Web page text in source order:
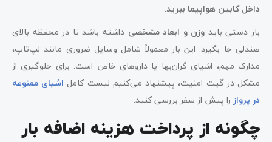
داخل کابین هواپیما ببرید.
بار دستی باید وزن و ابعاد مشخصی داشته باشد تا در محفظه بالای
صندلی جا بگیرد. این بار معمولاً شامل وسایل ضروری مانند لپ‌تاپ،
مدارک مهم، اشیای گران‌بها یا داروهای خاص است. برای جلوگیری از
مشکل در گیت امنیت، پیشنهاد می‌کنیم لیست کامل اشیای ممنوعه
در پرواز را پیش از سفر بررسی کنید.
چگونه از پرداخت هزینه اضافه بار